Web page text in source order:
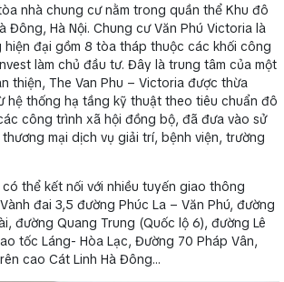
nhà chung cư nằm trong quần thể Khu đô
Đông, Hà Nội. Chung cư Văn Phú Victoria là
đại gồm 8 tòa tháp thuộc các khối công
làm chủ đầu tư. Đây là trung tâm của một
thiện, The Van Phu – Victoria được thừa
hệ thống hạ tầng kỹ thuật theo tiêu chuẩn đô
công trình xã hội đồng bộ, đã đưa vào sử
mại dịch vụ giải trí, bệnh viện, trường
thể kết nối với nhiều tuyến giao thông
đai 3,5 đường Phúc La – Văn Phú, đường
đường Quang Trung (Quốc lộ 6), đường Lê
tốc Láng- Hòa Lạc, Đường 70 Pháp Vân,
cao Cát Linh Hà Đông…